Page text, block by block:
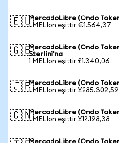
🇪🇺MercadoLibre (Ondo
1 MELIon eşittir €1.564,37
🇬🇧MercadoLibre (Ondo
Sterlini'na
1 MELIon eşittir £1.340,06
🇯🇵MercadoLibre (Ondo
1 MELIon eşittir ¥285.302,59
🇨🇳MercadoLibre (Ondo
1 MELIon eşittir ¥12.198,38
MercadoLibre (Ondo